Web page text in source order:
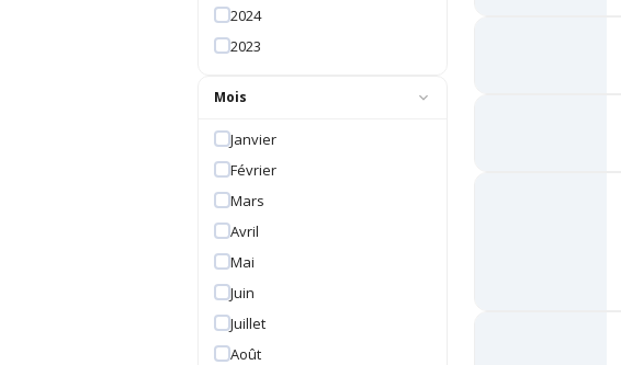
2024
2023
Mois
Janvier
Février
Mars
Avril
Mai
Juin
Juillet
Août